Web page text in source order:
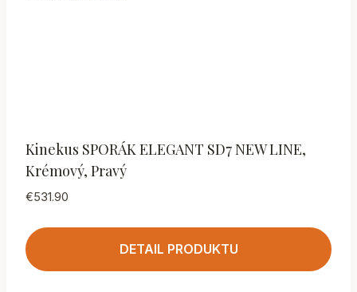
Kinekus SPORÁK ELEGANT SD7 NEW LINE,
Krémový, Pravý
€531.90
DETAIL PRODUKTU